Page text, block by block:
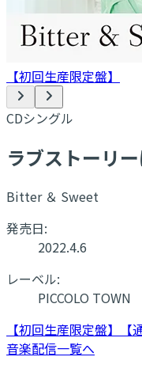
【初回生産限定盤】
CDシングル
ラブストーリ
Bitter ＆ Sweet
発売日:
2022.4.6
レーベル:
PICCOLO TOWN
【初回生産限定盤】
【
音楽配信一覧へ